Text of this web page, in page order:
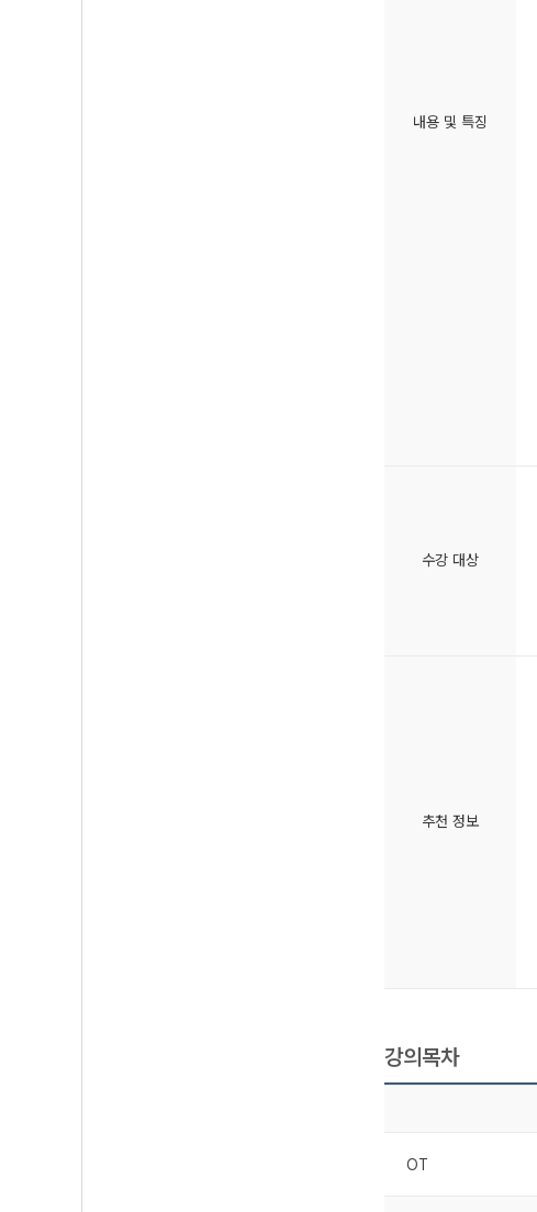
내용 및 특징
수강 대상
추천 정보
강의목차
OT